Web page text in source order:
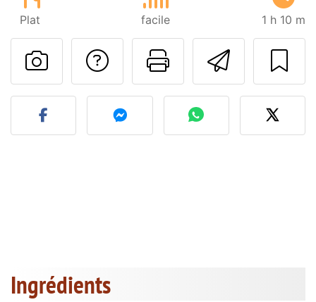
Plat facile 1 h 10 m
Imprimer
Poser une
Publier votre photo de
Ingrédients